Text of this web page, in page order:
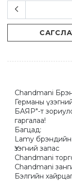
Chandmani
Германы
БАЯР"-т
гаргалаа!
Багцад:
Lamy брэндийн
Үзэгний запас
Chandmani
Chandmani
Бэлгийн